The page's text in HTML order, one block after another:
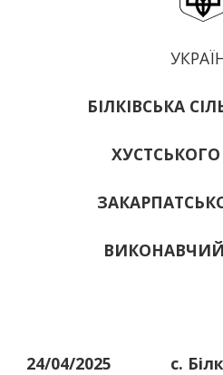
БІЛКІВСЬКА
24/04/2025 с.